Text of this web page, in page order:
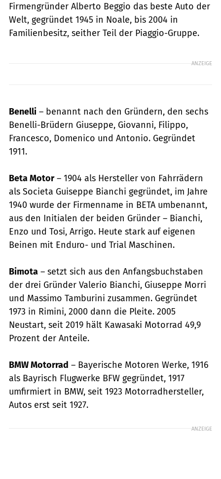
Firmengründer Alberto Beggio das beste Auto der
Welt, gegründet 1945 in Noale, bis 2004 in
Familienbesitz, seither Teil der Piaggio-Gruppe.
ANZEIGE
Benelli – benannt nach den Gründern, den sechs
Benelli-Brüdern Giuseppe, Giovanni, Filippo,
Francesco, Domenico und Antonio. Gegründet
1911.
Beta Motor– 1904 als Hersteller von Fahrrädern
als Societa Guiseppe Bianchi gegründet, im Jahre
1940 wurde der Firmenname in BETA umbenannt,
aus den Initialen der beiden Gründer – Bianchi,
Enzo und Tosi, Arrigo. Heute stark auf eigenen
Beinen mit Enduro- und Trial Maschinen.
Bimota – setzt sich aus den Anfangsbuchstaben
der drei Gründer Valerio Bianchi, Giuseppe Morri
und Massimo Tamburini zusammen. Gegründet
1973 in Rimini, 2000 dann die Pleite. 2005
Neustart, seit 2019 hält Kawasaki Motorrad 49,9
Prozent der Anteile.
BMW Motorrad – Bayerische Motoren Werke, 1916
als Bayrisch Flugwerke BFW gegründet, 1917
umfirmiert in BMW, seit 1923 Motorradhersteller,
Autos erst seit 1927.
ANZEIGE